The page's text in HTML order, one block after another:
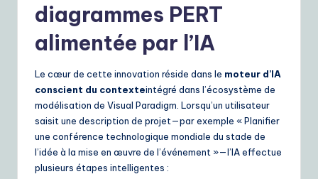
diagrammes PERT
alimentée par l’IA
Le cœur de cette innovation réside dans le moteur d’IA
conscient du contexteintégré dans l’écosystème de
modélisation de Visual Paradigm. Lorsqu’un utilisateur
saisit une description de projet—par exemple « Planifier
une conférence technologique mondiale du stade de
l’idée à la mise en œuvre de l’événement »—l’IA effectue
plusieurs étapes intelligentes :